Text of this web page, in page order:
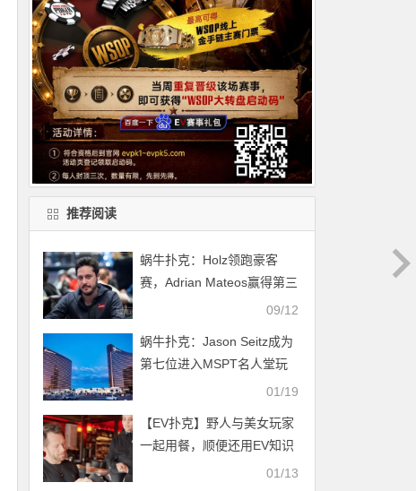
推荐阅读
蜗牛扑克：Holz领跑豪客
赛，Adrian Mateos赢得第三
09/12
蜗牛扑克：Jason Seitz成为
第七位进入MSPT名人堂玩
01/19
【EV扑克】野人与美女玩家
一起用餐，顺便还用EV知识
01/13